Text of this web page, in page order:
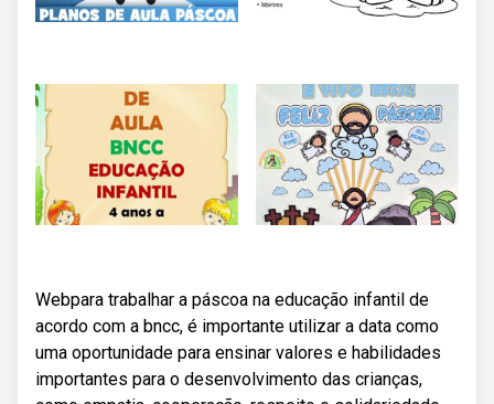
Webpara trabalhar a páscoa na educação infantil de
acordo com a bncc, é importante utilizar a data como
uma oportunidade para ensinar valores e habilidades
importantes para o desenvolvimento das crianças,